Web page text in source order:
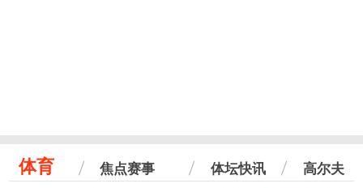
体育 焦点赛事 体坛快讯 高尔夫